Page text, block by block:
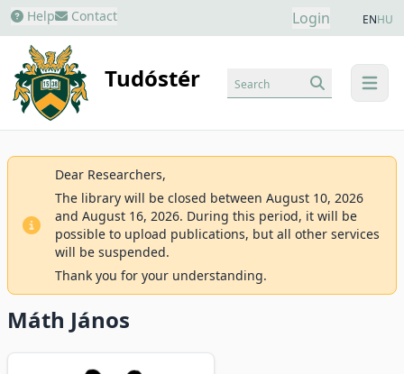
Help Contact Login ENHU
Tudóstér menu
Search
Dear Researchers,
The library will be closed between August 10, 2026
and August 16, 2026. During this period, it will be
possible to upload publications, but all other services
will be suspended.
Thank you for your understanding.
Máth János